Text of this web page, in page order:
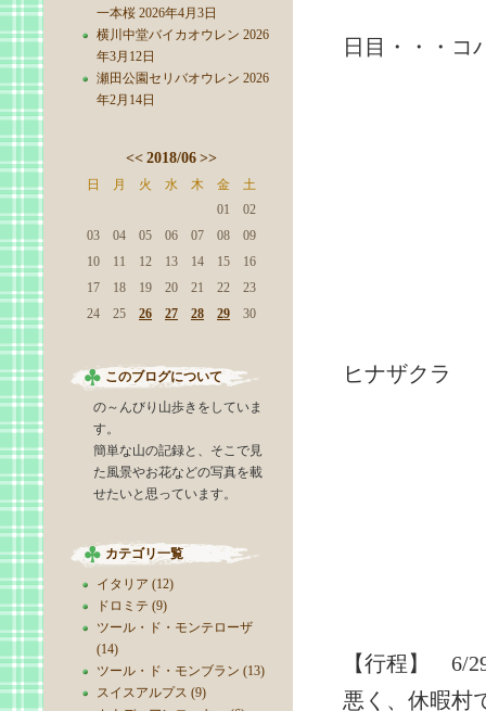
一本桜 2026年4月3日
横川中堂バイカオウレン 2026
年3月12日
瀬田公園セリバオウレン 2026
年2月14日
<< 2018/06 >>
日 月 火 水 木 金
土
01
02
03
04 05 06 07 08
09
10
11 12 13 14 15
16
17
18 19 20 21 22
23
24
25 26 27 28 29 30
このブログについて
の～んびり山歩きをしていま
す。
簡単な山の記録と、そこで見
た風景やお花などの写真を載
せたいと思っています。
カテゴリ一覧
イタリア (12)
ドロミテ (9)
ツール・ド・モンテローザ
(14)
ツール・ド・モンブラン (13)
スイスアルプス (9)
日目・・・コ
ヒナザクラ
【行程】
悪く、休暇村